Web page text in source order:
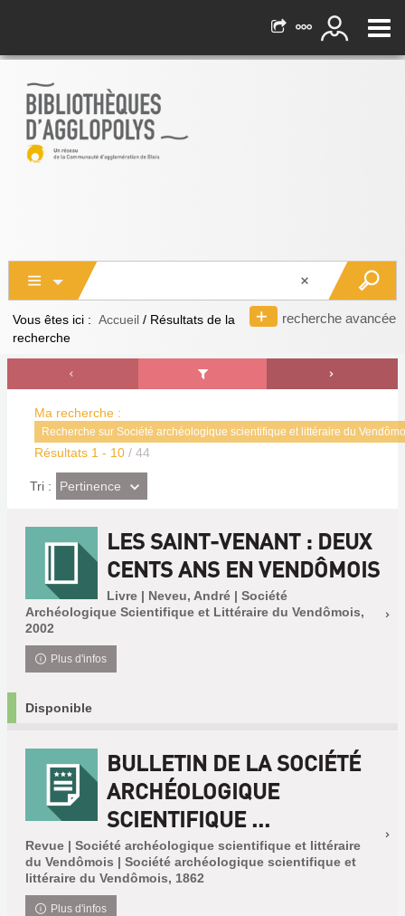
recherche avancée
Vous êtes ici : Accueil / Résultats de la
recherche
Ma recherche :
Recherche sur Société archéologique scientifique et littéraire du
Résultats 1 - 10 / 44
Tri : (Effet
imédiat)
Pertinence
LES SAINT-VENANT : DEUX
CENTS ANS EN VENDÔMOIS
Livre | Neveu, André | Société
Archéologique Scientifique et Littéraire du Vendômois,
2002
Plus d'infos
Disponible
BULLETIN DE LA SOCIÉTÉ
ARCHÉOLOGIQUE
SCIENTIFIQUE ...
Revue | Société archéologique scientifique et littéraire
du Vendômois | Société archéologique scientifique et
littéraire du Vendômois, 1862
Plus d'infos